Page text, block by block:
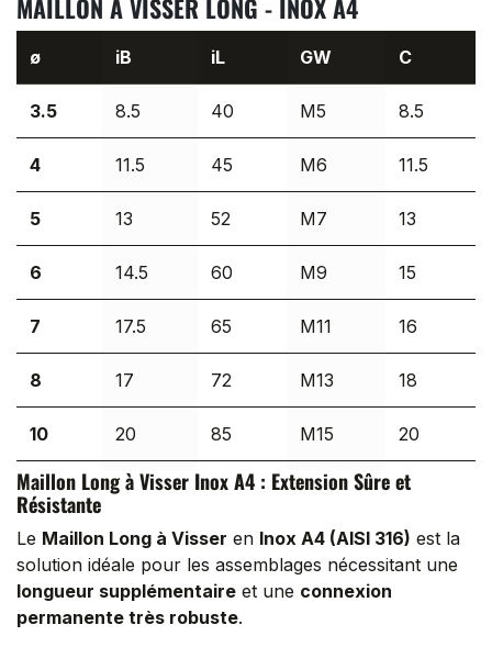
MAILLON À VISSER LONG - INOX A4
ø iB iL GW C
3.5 8.5 40 M5 8.5
4 11.5 45 M6 11.5
5 13 52 M7 13
6 14.5 60 M9 15
7 17.5 65 M11 16
8 17 72 M13 18
10 20 85 M15 20
12 23 100 M17 23
14 26.5 114 27
Maillon Long à Visser Inox A4 : Extension Sûre et
Résistante
Le Maillon Long à Visser en Inox A4 (AISI 316) est la
solution idéale pour les assemblages nécessitant une
longueur supplémentaire et une connexion
permanente très robuste.